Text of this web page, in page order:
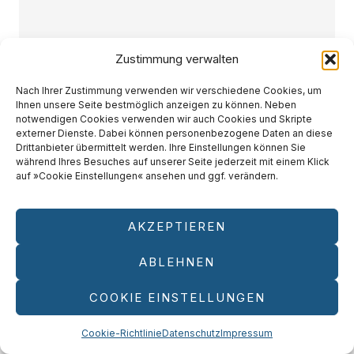
Zustimmung verwalten
Nach Ihrer Zustimmung verwenden wir verschiedene Cookies, um
Ihnen unsere Seite bestmöglich anzeigen zu können. Neben
notwendigen Cookies verwenden wir auch Cookies und Skripte
externer Dienste. Dabei können personenbezogene Daten an diese
Drittanbieter übermittelt werden. Ihre Einstellungen können Sie
während Ihres Besuches auf unserer Seite jederzeit mit einem Klick
auf »Cookie Einstellungen« ansehen und ggf. verändern.
AKZEPTIEREN
ABLEHNEN
COOKIE EINSTELLUNGEN
Cookie-RichtlinieDatenschutzImpressum